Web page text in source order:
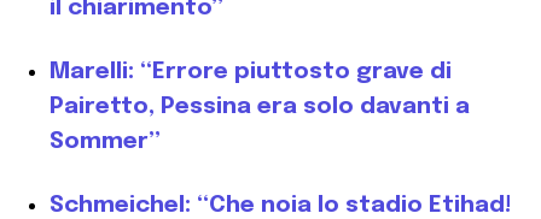
il chiarimento”
Marelli: “Errore piuttosto grave di
Pairetto, Pessina era solo davanti a
Sommer”
Schmeichel: “Che noia lo stadio Etihad!